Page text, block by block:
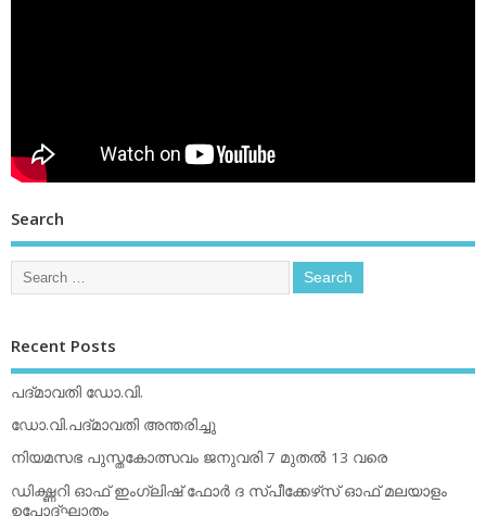
Search
Recent Posts
പദ്മാവതി ഡോ.വി.
ഡോ.വി.പദ്മാവതി അന്തരിച്ചു
നിയമസഭ പുസ്തകോത്സവം ജനുവരി 7 മുതല്‍ 13 വരെ
ഡിക്ഷ്ണറി ഓഫ് ഇംഗ്ലിഷ് ഫോര്‍ ദ സ്പീക്കേഴ്‌സ് ഓഫ് മലയാളം
ഉപോദ്ഘാതം